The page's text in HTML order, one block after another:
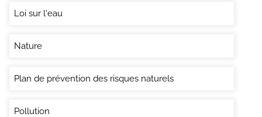
Loi sur l'eau
Nature
Plan de prévention des risques naturels
Pollution